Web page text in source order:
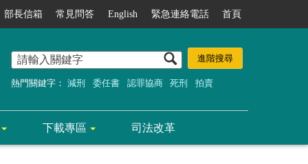
部長信箱 常見問答 English 緊急連絡電話 首頁
熱門關鍵字： 減刑 委任書 認罪協商 死刑 拍賣
下載專區 司法改革